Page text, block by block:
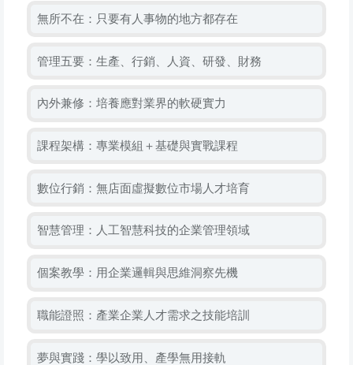
無所不在：只要有人事物的地方都存在
管理五要：生產、行銷、人資、研發、財務
內外兼修：培養應對業界的軟硬實力
課程架構：專業模組＋基礎與實戰課程
數位行銷：無店面虛擬數位市場人才培育
智慧管理：人工智慧科技的企業管理領域
個案教學：用企業邏輯與思維洞察先機
職能證照：產業企業人才需求之技能培訓
夢與實踐：學以致用、產學無用接軌